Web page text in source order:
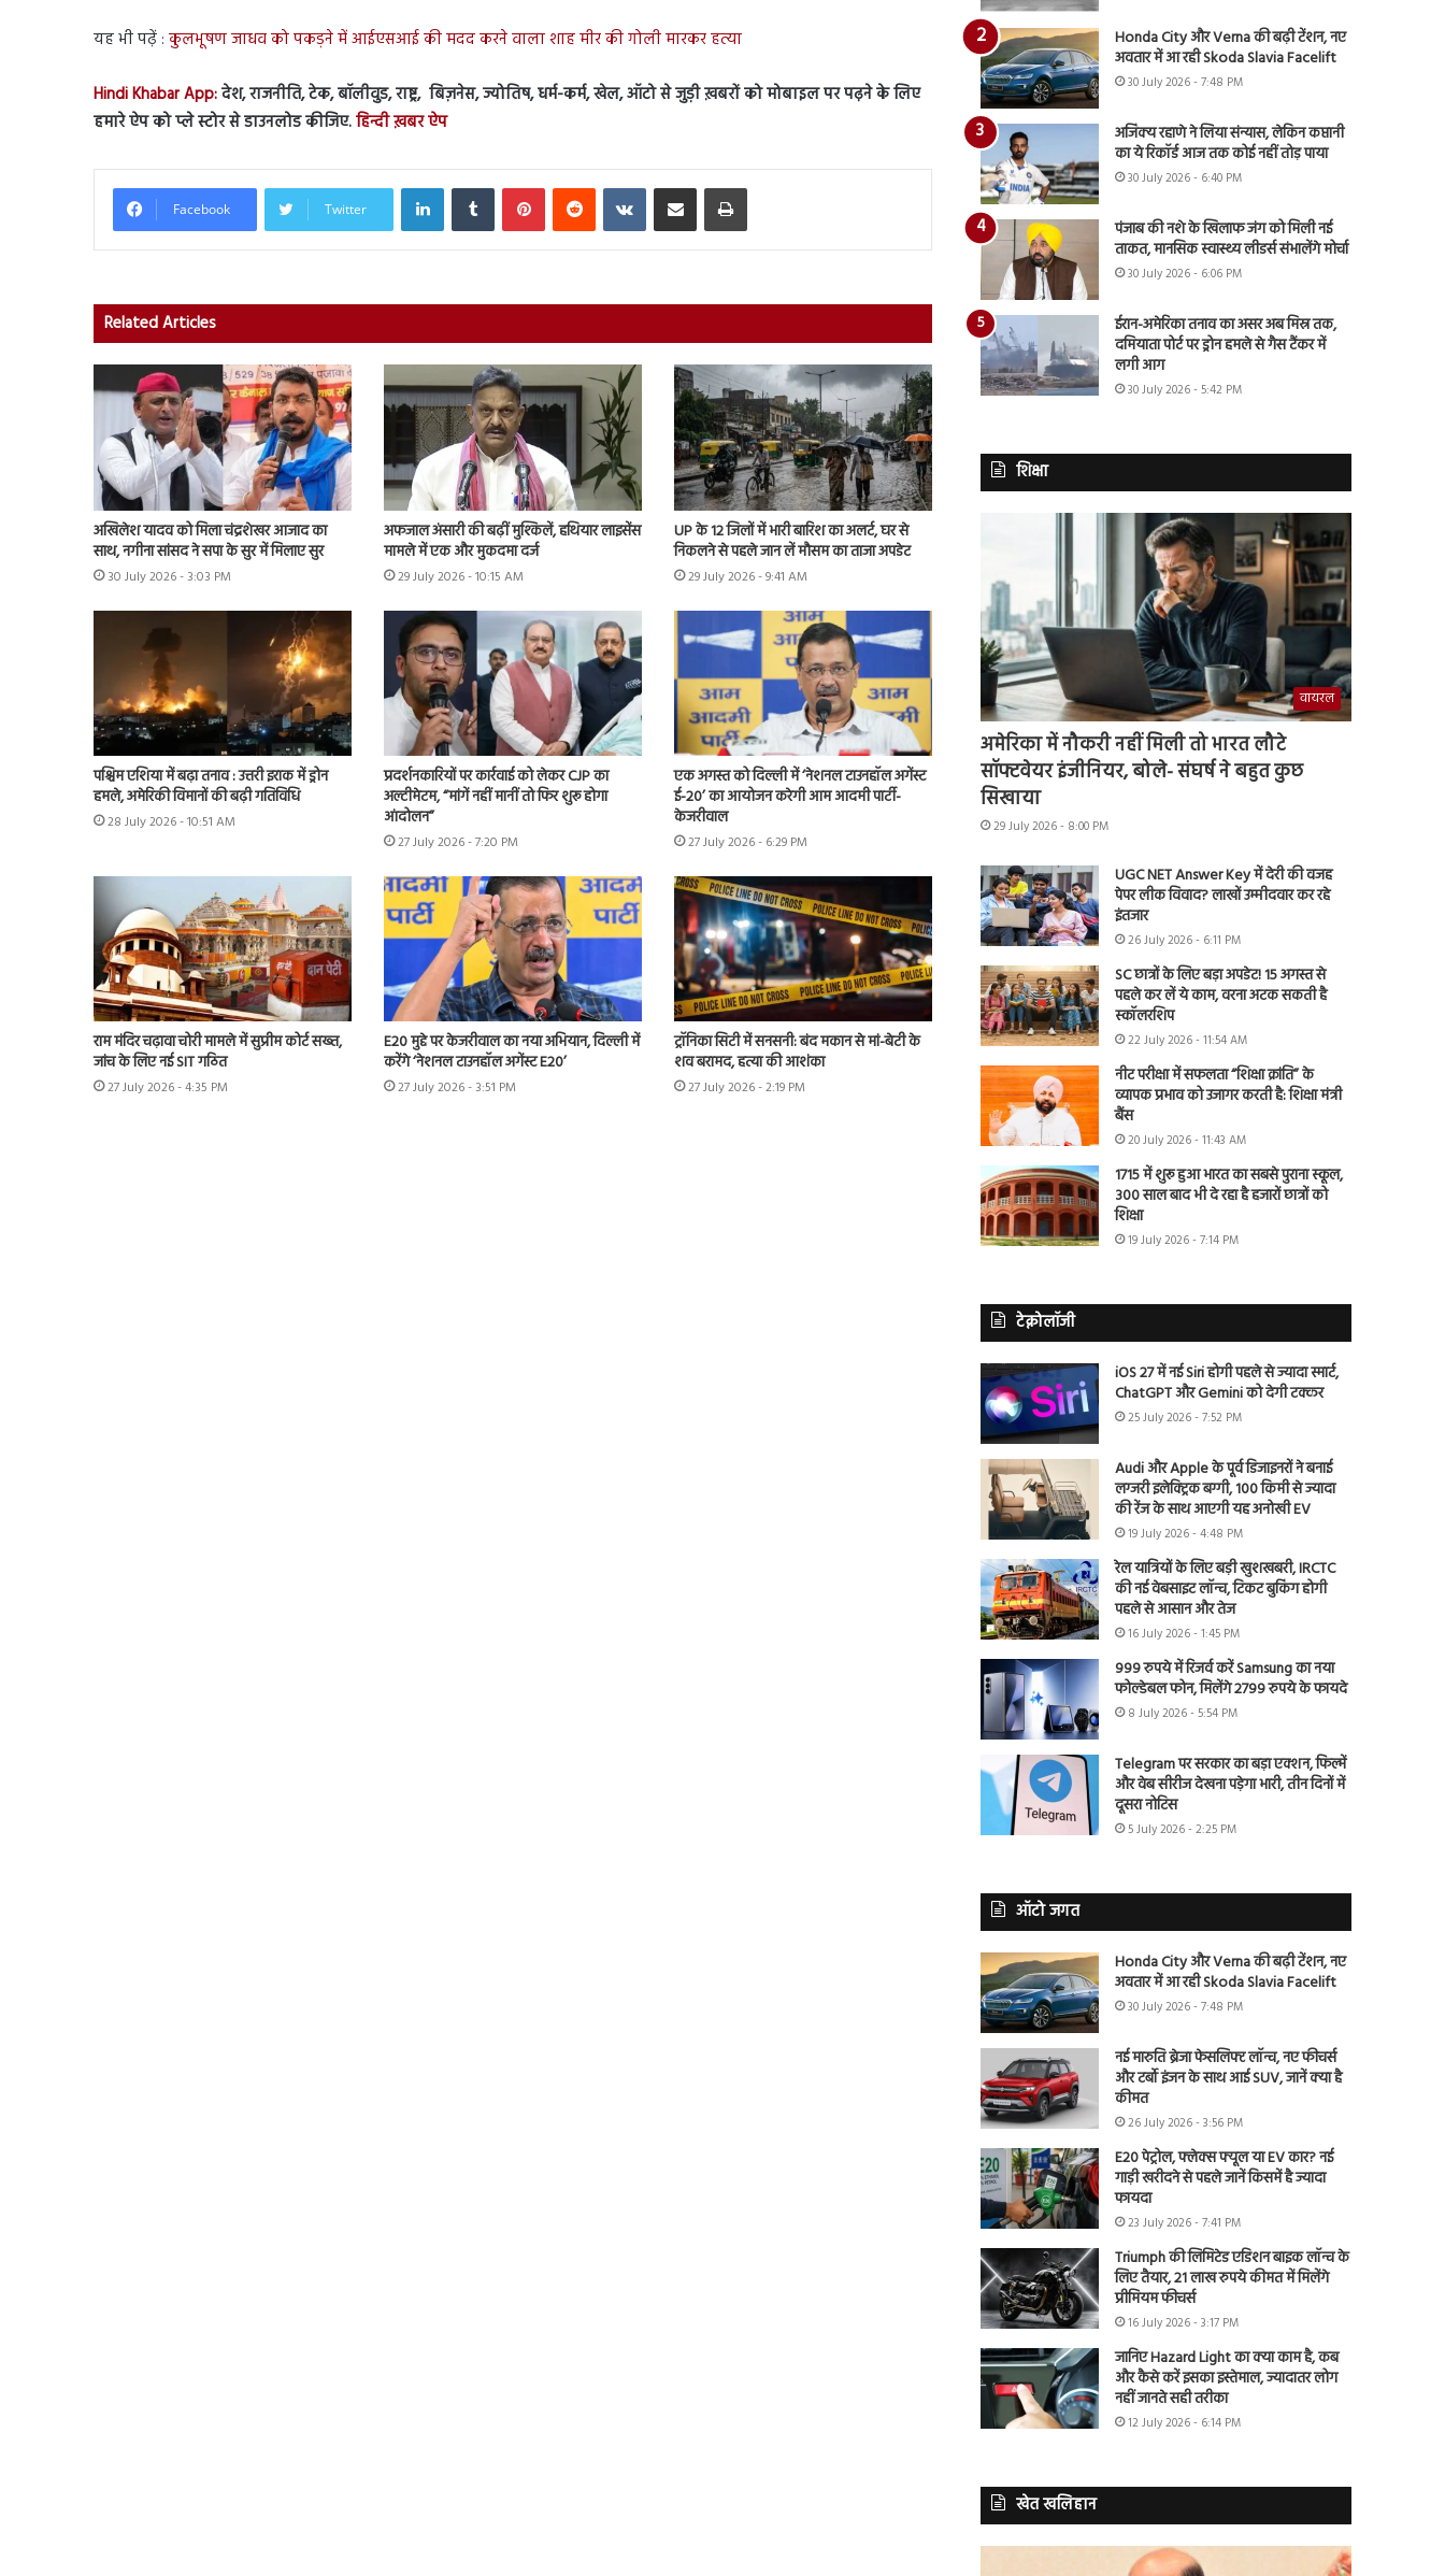
यह भी पढ़ें : कुलभूषण जाधव को पकड़ने में आईएसआई की मदद करने वाला शाह मीर की गोली मारकर हत्या
Hindi Khabar App:देश, राजनीति, टेक, बॉलीवुड, राष्ट्र, बिज़नेस, ज्योतिष, धर्म-कर्म, खेल, ऑटो से जुड़ी ख़बरों को मोबाइल पर पढ़ने के लिए
हमारे ऐप को प्ले स्टोर से डाउनलोड कीजिए.हिन्दी ख़बर ऐप
Facebook Twitter
LinkedInTumblr PinterestReddit VKontakteShare via Email Print
Related Articles
अखिलेश यादव को मिला चंद्रशेखर आजाद का
साथ, नगीना सांसद ने सपा के सुर में मिलाए सुर
30 July 2026 - 3:03 PM
अफजाल अंसारी की बढ़ीं मुश्किलें, हथियार लाइसेंस
मामले में एक और मुकदमा दर्ज
29 July 2026 - 10:15 AM
UP के 12 जिलों में भारी बारिश का अलर्ट, घर से
निकलने से पहले जान लें मौसम का ताजा अपडेट
29 July 2026 - 9:41 AM
पश्चिम एशिया में बढ़ा तनाव : उत्तरी इराक में ड्रोन
हमले, अमेरिकी विमानों की बढ़ी गतिविधि
28 July 2026 - 10:51 AM
प्रदर्शनकारियों पर कार्रवाई को लेकर CJP का
अल्टीमेटम, “मांगें नहीं मानीं तो फिर शुरू होगा
आंदोलन”
27 July 2026 - 7:20 PM
एक अगस्त को दिल्ली में ‘नेशनल टाउनहॉल अगेंस्ट
ई-20’ का आयोजन करेगी आम आदमी पार्टी-
केजरीवाल
27 July 2026 - 6:29 PM
राम मंदिर चढ़ावा चोरी मामले में सुप्रीम कोर्ट सख्त,
जांच के लिए नई SIT गठित
27 July 2026 - 4:35 PM
E20 मुद्दे पर केजरीवाल का नया अभियान, दिल्ली में
करेंगे ‘नेशनल टाउनहॉल अगेंस्ट E20’
27 July 2026 - 3:51 PM
ट्रॉनिका सिटी में सनसनी: बंद मकान से मां-बेटी के
शव बरामद, हत्या की आशंका
27 July 2026 - 2:19 PM
Honda City और Verna की बढ़ी टेंशन, नए
अवतार में आ रही Skoda Slavia Facelift
30 July 2026 - 7:48 PM
अजिंक्य रहाणे ने लिया संन्यास, लेकिन कप्तानी
का ये रिकॉर्ड आज तक कोई नहीं तोड़ पाया
30 July 2026 - 6:40 PM
पंजाब की नशे के खिलाफ जंग को मिली नई
ताकत, मानसिक स्वास्थ्य लीडर्स संभालेंगे मोर्चा
30 July 2026 - 6:06 PM
ईरान-अमेरिका तनाव का असर अब मिस्र तक,
दमियाता पोर्ट पर ड्रोन हमले से गैस टैंकर में
लगी आग
30 July 2026 - 5:42 PM
शिक्षा
वायरल
अमेरिका में नौकरी नहीं मिली तो भारत लौटे
सॉफ्टवेयर इंजीनियर, बोले- संघर्ष ने बहुत कुछ
सिखाया
29 July 2026 - 8:00 PM
UGC NET Answer Key में देरी की वजह
पेपर लीक विवाद? लाखों उम्मीदवार कर रहे
इंतजार
26 July 2026 - 6:11 PM
SC छात्रों के लिए बड़ा अपडेट! 15 अगस्त से
पहले कर लें ये काम, वरना अटक सकती है
स्कॉलरशिप
22 July 2026 - 11:54 AM
नीट परीक्षा में सफलता “शिक्षा क्रांति” के
व्यापक प्रभाव को उजागर करती है: शिक्षा मंत्री
बैंस
20 July 2026 - 11:43 AM
1715 में शुरू हुआ भारत का सबसे पुराना स्कूल,
300 साल बाद भी दे रहा है हजारों छात्रों को
शिक्षा
19 July 2026 - 7:14 PM
टेक्नोलॉजी
iOS 27 में नई Siri होगी पहले से ज्यादा स्मार्ट,
ChatGPT और Gemini को देगी टक्कर
25 July 2026 - 7:52 PM
Audi और Apple के पूर्व डिजाइनरों ने बनाई
लग्जरी इलेक्ट्रिक बग्गी, 100 किमी से ज्यादा
की रेंज के साथ आएगी यह अनोखी EV
19 July 2026 - 4:48 PM
रेल यात्रियों के लिए बड़ी खुशखबरी, IRCTC
की नई वेबसाइट लॉन्च, टिकट बुकिंग होगी
पहले से आसान और तेज
16 July 2026 - 1:45 PM
999 रुपये में रिजर्व करें Samsung का नया
फोल्डेबल फोन, मिलेंगे 2799 रुपये के फायदे
8 July 2026 - 5:54 PM
Telegram पर सरकार का बड़ा एक्शन, फिल्में
और वेब सीरीज देखना पड़ेगा भारी, तीन दिनों में
दूसरा नोटिस
5 July 2026 - 2:25 PM
ऑटो जगत
Honda City और Verna की बढ़ी टेंशन, नए
अवतार में आ रही Skoda Slavia Facelift
30 July 2026 - 7:48 PM
नई मारुति ब्रेजा फेसलिफ्ट लॉन्च, नए फीचर्स
और टर्बो इंजन के साथ आई SUV, जानें क्या है
कीमत
26 July 2026 - 3:56 PM
E20 पेट्रोल, फ्लेक्स फ्यूल या EV कार? नई
गाड़ी खरीदने से पहले जानें किसमें है ज्यादा
फायदा
23 July 2026 - 7:41 PM
Triumph की लिमिटेड एडिशन बाइक लॉन्च के
लिए तैयार, 21 लाख रुपये कीमत में मिलेंगे
प्रीमियम फीचर्स
16 July 2026 - 3:17 PM
जानिए Hazard Light का क्या काम है, कब
और कैसे करें इसका इस्तेमाल, ज्यादातर लोग
नहीं जानते सही तरीका
12 July 2026 - 6:14 PM
खेत खलिहान